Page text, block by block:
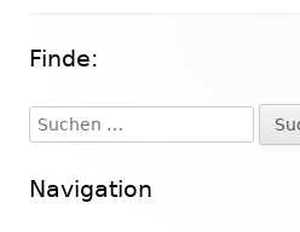
Haupt-
Seitenleiste
Finde:
Suchen
nach:
Navigation